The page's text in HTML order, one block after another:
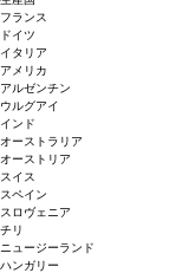
フランス
ドイツ
イタリア
アメリカ
アルゼンチン
ウルグアイ
インド
オーストラリア
オーストリア
スイス
スペイン
スロヴェニア
チリ
ニュージーランド
ハンガリー